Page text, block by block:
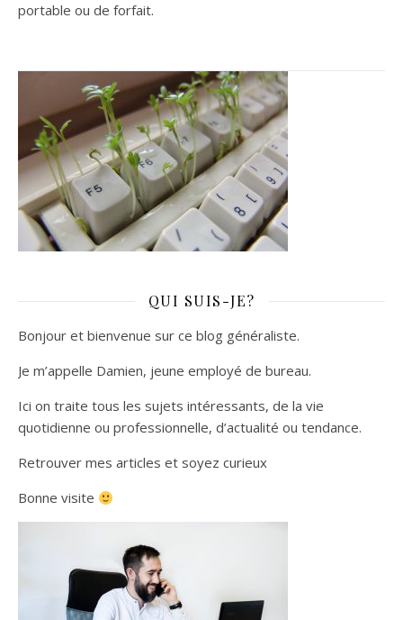
portable ou de forfait.
QUI SUIS-JE?
Bonjour et bienvenue sur ce blog généraliste.
Je m’appelle Damien, jeune employé de bureau.
Ici on traite tous les sujets intéressants, de la vie
quotidienne ou professionnelle, d’actualité ou tendance.
Retrouver mes articles et soyez curieux
Bonne visite